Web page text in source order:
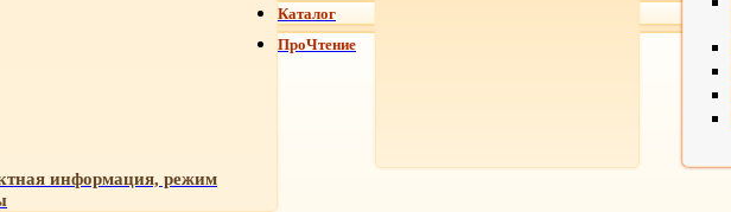
информация, режим
Каталог
ПроЧтение